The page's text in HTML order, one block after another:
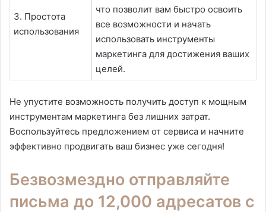
3. Простота
использования
что позволит вам быстро освоить
все возможности и начать
использовать инструменты
маркетинга для достижения ваших
целей.
Не упустите возможность получить доступ к мощным
инструментам маркетинга без лишних затрат.
Воспользуйтесь предложением от сервиса и начните
эффективно продвигать ваш бизнес уже сегодня!
Безвозмездно отправляйте
письма до 12,000 адресатов с